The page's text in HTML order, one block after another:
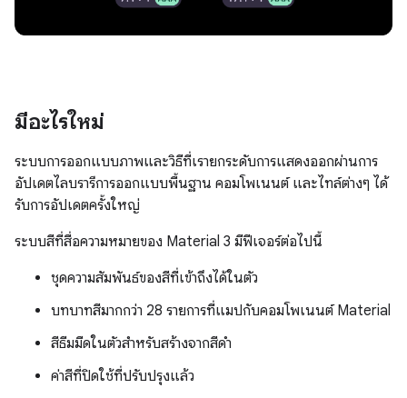
มีอะไรใหม่
ระบบการออกแบบภาพและวิธีที่เรายกระดับการแสดงออกผ่านการ
อัปเดตไลบรารีการออกแบบพื้นฐาน คอมโพเนนต์ และไทล์ต่างๆ ได้
รับการอัปเดตครั้งใหญ่
ระบบสีที่สื่อความหมายของ Material 3 มีฟีเจอร์ต่อไปนี้
ชุดความสัมพันธ์ของสีที่เข้าถึงได้ในตัว
บทบาทสีมากกว่า 28 รายการที่แมปกับคอมโพเนนต์ Material
สีธีมมืดในตัวสำหรับสร้างจากสีดํา
ค่าสีที่ปิดใช้ที่ปรับปรุงแล้ว